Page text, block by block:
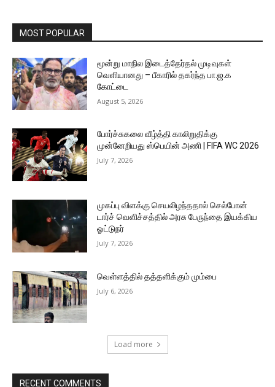
MOST POPULAR
மூன்று மாநில இடைத்தேர்தல் முடிவுகள்
வெளியானது – பீகாரில் தகர்ந்த பா.ஜ.க
கோட்டை
August 5, 2026
போர்ச்சுகலை வீழ்த்தி காலிறுதிக்கு
முன்னேறியது ஸ்பெயின் அணி | FIFA WC 2026
July 7, 2026
முகப்பு விளக்கு செயலிழந்ததால் செல்போன்
டார்ச் வெளிச்சத்தில் அரசு பேருந்தை இயக்கிய
ஓட்டுநர்
July 7, 2026
வெள்ளத்தில் தத்தளிக்கும் மும்பை
July 6, 2026
Load more
RECENT COMMENTS